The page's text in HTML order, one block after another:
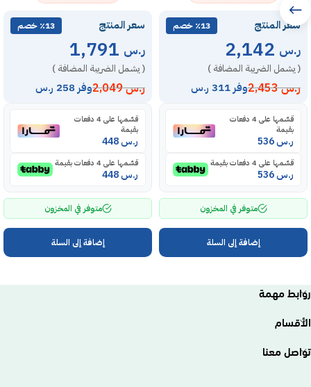
سعر المنتج ٪13 خصم
ر.س
( يشمل الضريبة المضافة )
ر.س2,453 وفر 311 ر.س
قسّمها على 4 دفعات
بقيمة
ر.س
قسّمها على 4 دفعات بقيمة
ر.س
متوفر في المخزون
إضافة إلى السلة
سعر المنتج ٪13 خصم
ر.س
( يشمل الضريبة المضافة )
ر.س2,049 وفر 258 ر.س
قسّمها على 4 دفعات
بقيمة
ر.س
قسّمها على 4 دفعات بقيمة
ر.س
متوفر في المخزون
إضافة إلى السلة
روابط مهمة
الأقسام
تواصل معنا